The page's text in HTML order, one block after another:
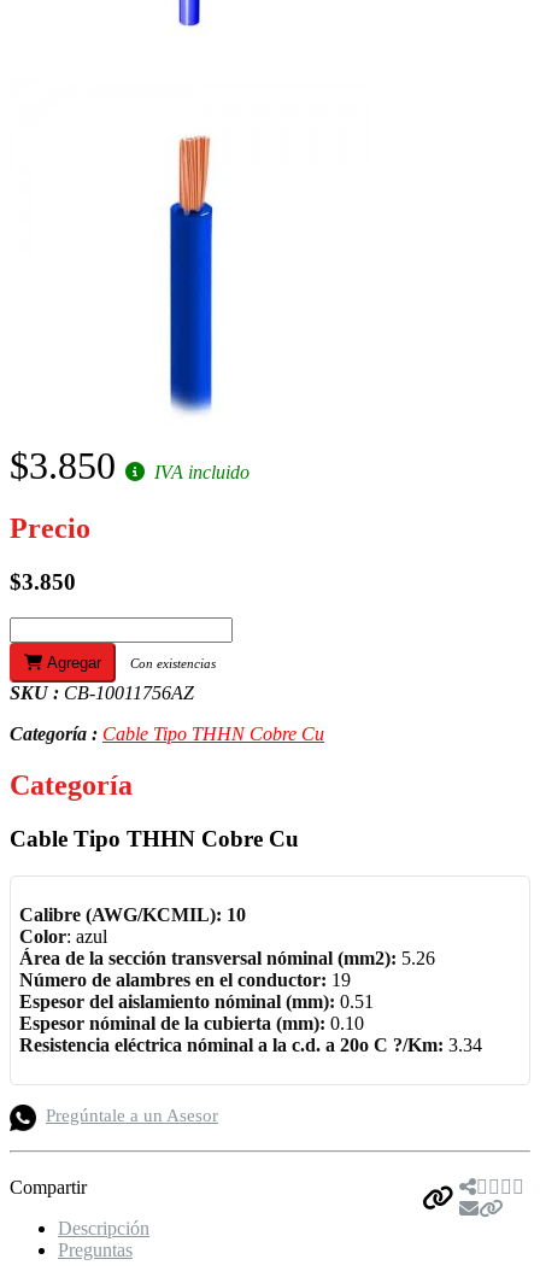
$3.850 IVA incluido
Precio
$3.850
Agregar Con existencias
SKU : CB-10011756AZ
Categoría : Cable Tipo THHN Cobre Cu
Categoría
Cable Tipo THHN Cobre Cu
Calibre (AWG/KCMIL): 10
Color: azul
Área de la sección transversal nóminal (mm2): 5.26
Número de alambres en el conductor: 19
Espesor del aislamiento nóminal (mm): 0.51
Espesor nóminal de la cubierta (mm): 0.10
Resistencia eléctrica nóminal a la c.d. a 20o C ?/Km: 3.34
Pregúntale a un Asesor
Compartir
Descripción
Preguntas